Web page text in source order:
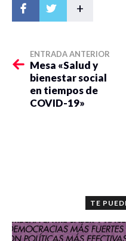
+
ENTRADA ANTERIOR
Mesa «Salud y
bienestar social
en tiempos de
COVID-19»
TE